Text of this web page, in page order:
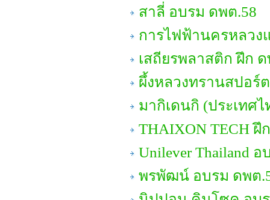
สาลี่ อบรม ดพต.58
การไฟฟ้านครหลว
เสถียรพลาสติก ฝึก ด
ผึ้งหลวงทรานสปอร์
มากิเดนกิ (ประเทศไ
THAIXON TECH ฝึ
Unilever Thailand
พรพัฒน์ อบรม ดพต